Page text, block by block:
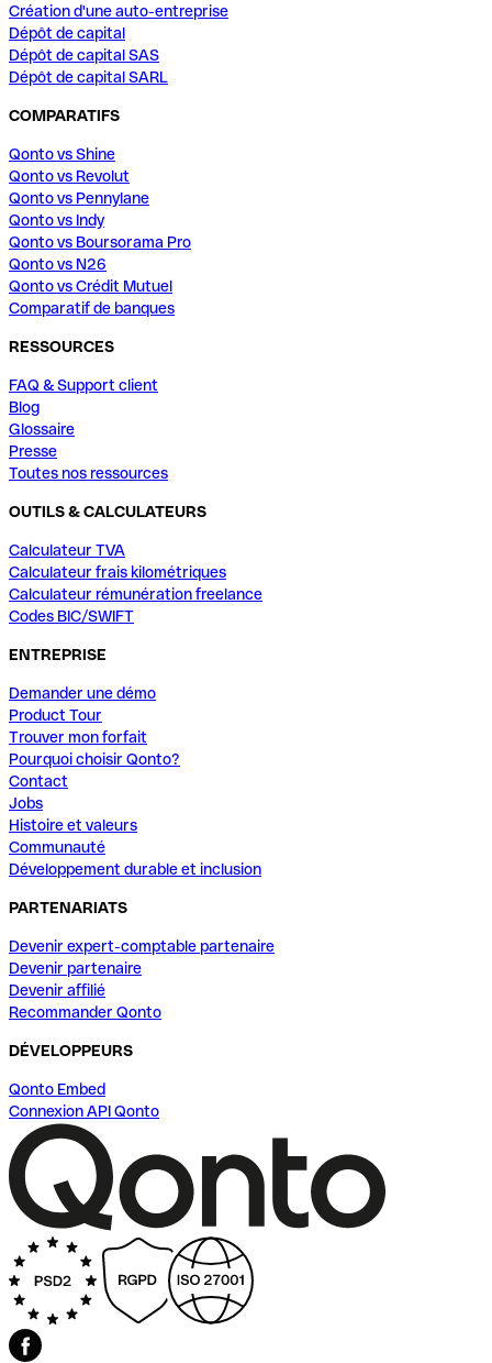
Création d'une auto-entreprise
Dépôt de capital
Dépôt de capital SAS
Dépôt de capital SARL
COMPARATIFS
Qonto vs Shine
Qonto vs Revolut
Qonto vs Pennylane
Qonto vs Indy
Qonto vs Boursorama Pro
Qonto vs N26
Qonto vs Crédit Mutuel
Comparatif de banques
RESSOURCES
FAQ & Support client
Blog
Glossaire
Presse
Toutes nos ressources
OUTILS & CALCULATEURS
Calculateur TVA
Calculateur frais kilométriques
Calculateur rémunération freelance
Codes BIC/SWIFT
ENTREPRISE
Demander une démo
Product Tour
Trouver mon forfait
Pourquoi choisir Qonto?
Contact
Jobs
Histoire et valeurs
Communauté
Développement durable et inclusion
PARTENARIATS
Devenir expert-comptable partenaire
Devenir partenaire
Devenir affilié
Recommander Qonto
DÉVELOPPEURS
Qonto Embed
Connexion API Qonto